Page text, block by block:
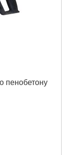
пенобетону